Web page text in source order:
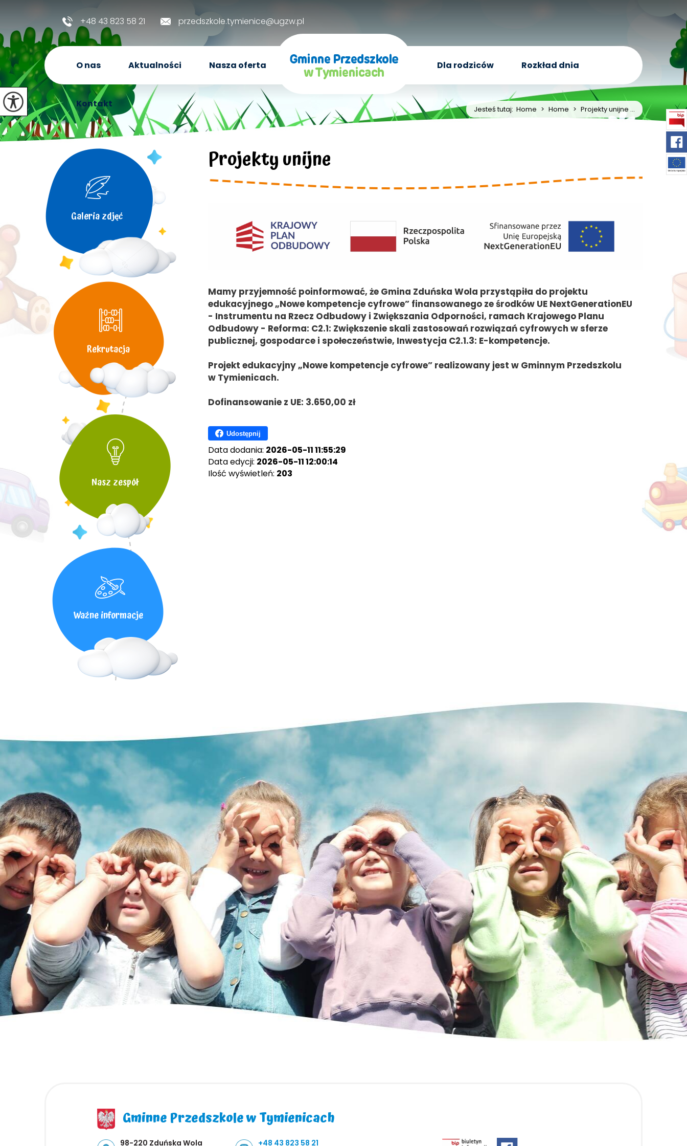
przedszkole.tymienice@ugzw.pl
+48 43 823 58 21
O nas Aktualności Nasza oferta Dla rodziców Rozkład dnia
Kontakt Jesteś tutaj: Home > Home > Projekty unijne ...
Projekty unijne
Mamy przyjemność poinformować, że Gmina Zduńska Wola przystąpiła do projektu
edukacyjnego „Nowe kompetencje cyfrowe” finansowanego ze środków UE NextGenerationEU
- Instrumentu na Rzecz Odbudowy i Zwiększania Odporności, ramach Krajowego Planu
Odbudowy - Reforma: C2.1: Zwiększenie skali zastosowań rozwiązań cyfrowych w sferze
publicznej, gospodarce i społeczeństwie, Inwestycja C2.1.3: E-kompetencje.
Projekt edukacyjny „Nowe kompetencje cyfrowe” realizowany jest w Gminnym Przedszkolu
w Tymienicach.
Dofinansowanie z UE: 3.650,00 zł
Udostępnij
Data dodania: 2026-05-11 11:55:29
Data edycji: 2026-05-11 12:00:14
Ilość wyświetleń: 203
Galeria zdjęć
Rekrutacja
Nasz zespół
Ważne informacje
Gminne Przedszkole w Tymienicach
Adres pocztowy:
98-220 Zduńska Wola +48 43 823 58 21